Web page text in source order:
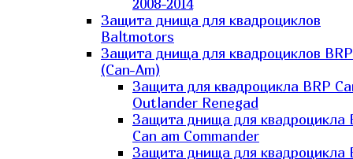
2008-2014
Защита днища для квадроциклов
Baltmotors
Защита днища для квадроциклов BRP
(Can-Am)
Защита для квадроцикла BRP
Outlander Renegad
Защита днища для квадроцикла
Can am Commander
Защита днища для квадроцикла